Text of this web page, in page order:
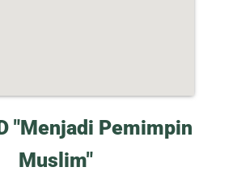
"Menjadi Pemimpin
Muslim"